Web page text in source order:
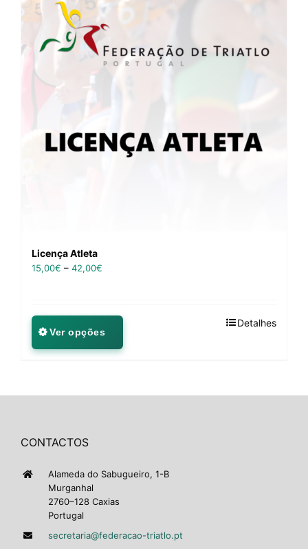
Licença Atleta
15,00€ – 42,00€
Ver opções
Detalhes
CONTACTOS
Alameda do Sabugueiro, 1-B
Murganhal
2760–128 Caxias
Portugal
secretaria@federacao-triatlo.pt